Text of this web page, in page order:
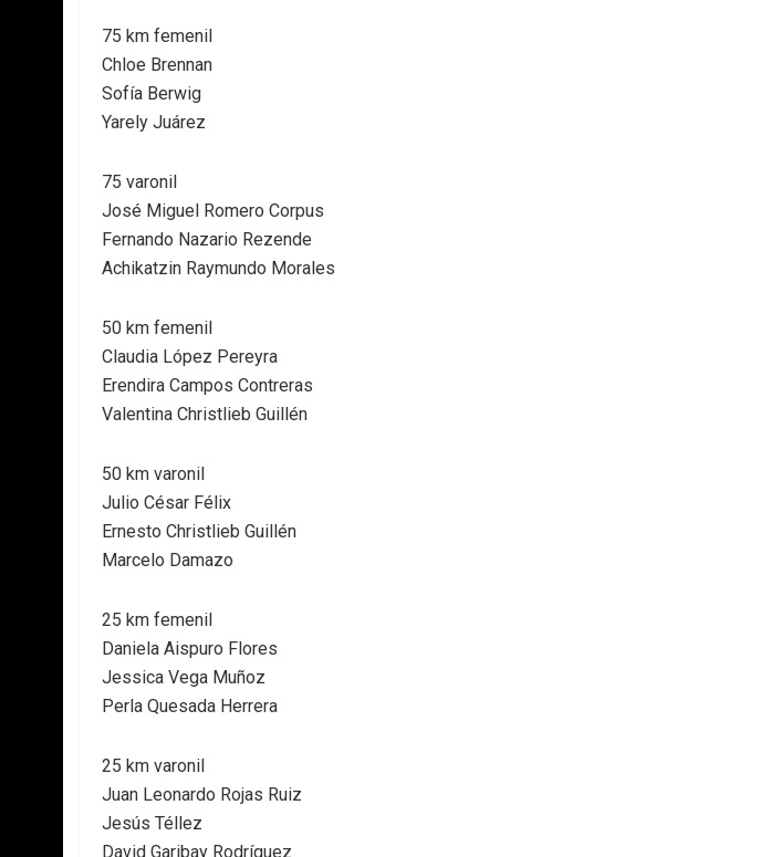
75 km femenil
Chloe Brennan
Sofía Berwig
Yarely Juárez
75 varonil
José Miguel Romero Corpus
Fernando Nazario Rezende
Achikatzin Raymundo Morales
50 km femenil
Claudia López Pereyra
Erendira Campos Contreras
Valentina Christlieb Guillén
50 km varonil
Julio César Félix
Ernesto Christlieb Guillén
Marcelo Damazo
25 km femenil
Daniela Aispuro Flores
Jessica Vega Muñoz
Perla Quesada Herrera
25 km varonil
Juan Leonardo Rojas Ruiz
Jesús Téllez
David Garibay Rodríguez